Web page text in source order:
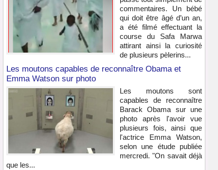
commentaires. Un bébé
qui doit être âgé d’un an,
a été filmé effectuant la
course du Safa Marwa
attirant ainsi la curiosité
de plusieurs pèlerins...
Les moutons capables de reconnaître Obama et
Emma Watson sur photo
Les moutons sont
capables de reconnaître
Barack Obama sur une
photo après l'avoir vue
plusieurs fois, ainsi que
l'actrice Emma Watson,
selon une étude publiée
mercredi. "On savait déjà
que les...